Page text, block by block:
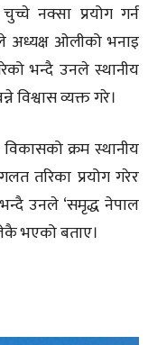
नक्सा प्रयोग गर्न
अध्यक्ष ओलीको भनाइ
भन्दै उनले स्थानीय
विश्वास व्यक्त गरे।
क्रम स्थानीय
तरिका प्रयोग गरेर
उनले ‘समृद्ध नेपाल
भएको बताए।